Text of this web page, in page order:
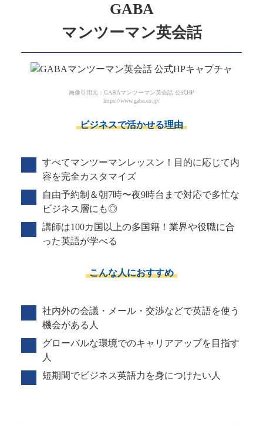
GABA
マンツーマン英会話
画像引用元：GABAマンツーマン英会話 公式HP
https://www.gaba.co.jp/
ビジネスで活かせる理由
すべてマンツーマンレッスン！目的に応じて内
容を完全カスタマイズ
自由予約制＆朝7時〜夜9時台まで対応で多忙な
ビジネス層にも◎
講師は100カ国以上の多国籍！業界や役職に合
った英語が学べる
こんな人におすすめ
社内外の会議・メール・交渉などで英語を使う
機会がある人
グローバルな環境でのキャリアアップを目指す
人
短期間でビジネス英語力を身につけたい人